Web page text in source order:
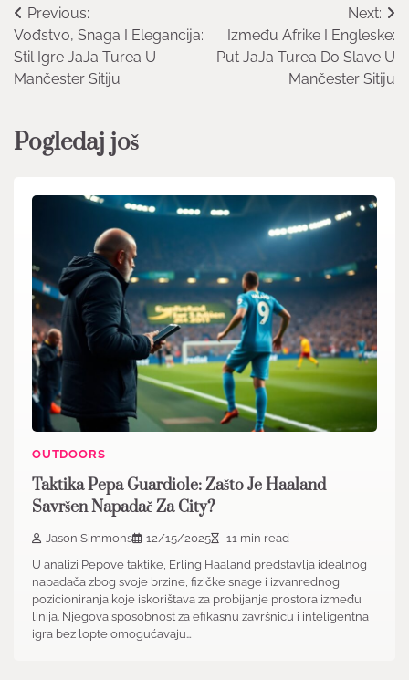
Post
navigation
Previous:
Vođstvo, Snaga I Elegancija:
Stil Igre JaJa Turea U
Mančester Sitiju
Next:
Između Afrike I Engleske:
Put JaJa Turea Do Slave U
Mančester Sitiju
Pogledaj još
OUTDOORS
Taktika Pepa Guardiole: Zašto Je Haaland
Savršen Napadač Za City?
Jason Simmons 12/15/2025
11 min read
U analizi Pepove taktike, Erling Haaland predstavlja idealnog
napadača zbog svoje brzine, fizičke snage i izvanrednog
pozicioniranja koje iskorištava za probijanje prostora između
linija. Njegova sposobnost za efikasnu završnicu i inteligentna
igra bez lopte omogućavaju…